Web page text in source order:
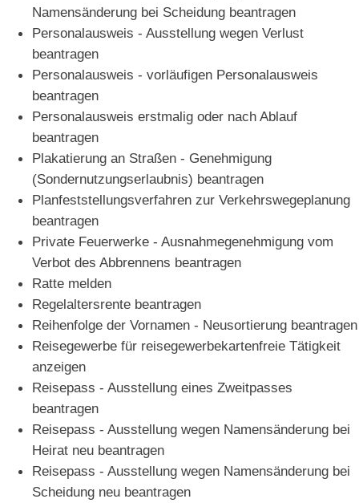
Namensänderung bei Scheidung beantragen
Personalausweis - Ausstellung wegen Verlust
beantragen
Personalausweis - vorläufigen Personalausweis
beantragen
Personalausweis erstmalig oder nach Ablauf
beantragen
Plakatierung an Straßen - Genehmigung
(Sondernutzungserlaubnis) beantragen
Planfeststellungsverfahren zur Verkehrswegeplanung
beantragen
Private Feuerwerke - Ausnahmegenehmigung vom
Verbot des Abbrennens beantragen
Ratte melden
Regelaltersrente beantragen
Reihenfolge der Vornamen - Neusortierung beantragen
Reisegewerbe für reisegewerbekartenfreie Tätigkeit
anzeigen
Reisepass - Ausstellung eines Zweitpasses
beantragen
Reisepass - Ausstellung wegen Namensänderung bei
Heirat neu beantragen
Reisepass - Ausstellung wegen Namensänderung bei
Scheidung neu beantragen